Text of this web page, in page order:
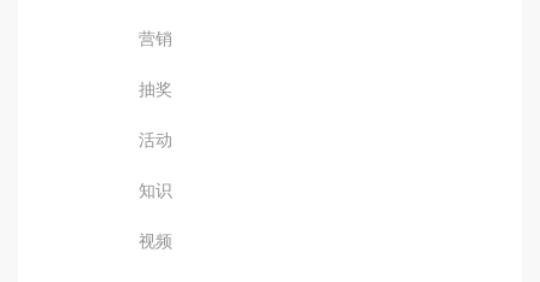
营销
抽奖
活动
知识
视频